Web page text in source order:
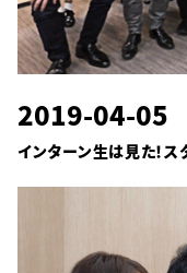
2019-04-05
インターン生は見た！